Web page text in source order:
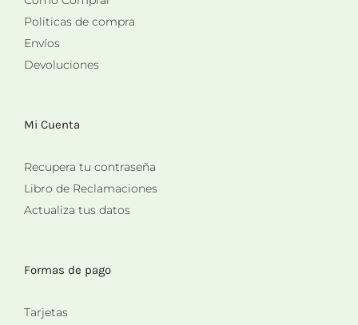
Politicas de compra
Envíos
Devoluciones
Mi Cuenta
Recupera tu contraseña
Libro de Reclamaciones
Actualiza tus datos
Formas de pago
Tarjetas